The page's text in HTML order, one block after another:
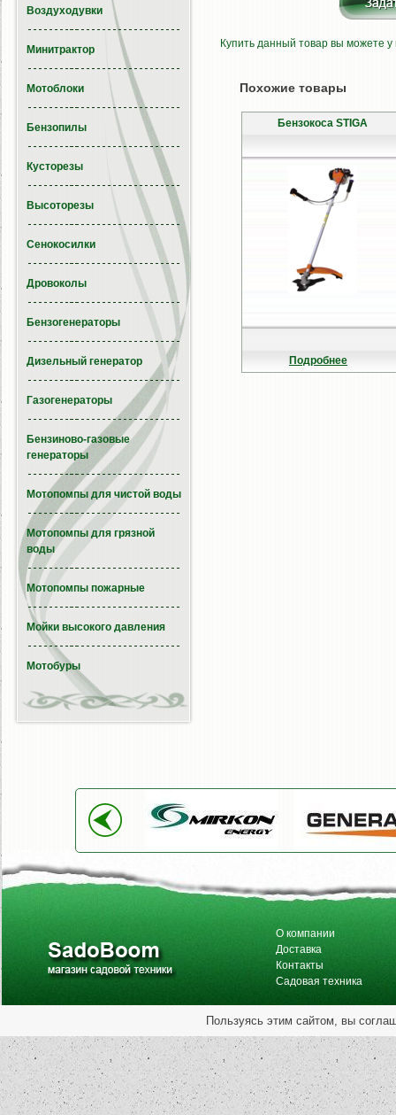
Купить данный товар вы можете
Похожие товары
Бензокоса STIGA
Подробнее
Воздуходувки
Минитрактор
Мотоблоки
Бензопилы
Кусторезы
Высоторезы
Сенокосилки
Дровоколы
Бензогенераторы
Дизельный генератор
Газогенераторы
Бензиново-газовые
генераторы
Мотопомпы для чистой воды
Мотопомпы для грязной
воды
Мотопомпы пожарные
Мойки высокого давления
Мотобуры
О компании
Доставка
Контакты
Садовая техника
Пользуясь этим сайтом, вы